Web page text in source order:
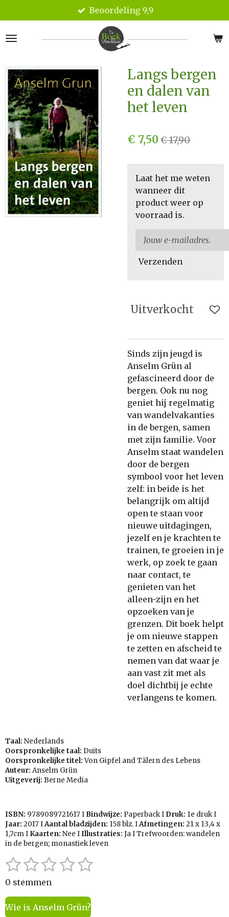
direct
naar
Beoordeling 9,9
Langs bergen
en dalen van
het leven
€ 7,50€ 17,90
Laat het me weten
wanneer dit
product weer op
voorraad is.
Verzenden
Uitverkocht
Sinds zijn jeugd is
Anselm Grün al
gefascineerd door de
bergen. Ook nu nog
geniet hij regelmatig
van wandelvakanties
in de bergen, samen
met zijn familie. Voor
Anselm staat wandelen
door de bergen
symbool voor het leven
zelf: in beide is het
belangrijk om altijd
open te staan voor
nieuwe uitdagingen,
jezelf en je krachten te
trainen, te groeien in je
werk, op zoek te gaan
naar contact, te
genieten van het
alleen-zijn en het
opzoeken van je
grenzen. Dit boek helpt
je om nieuwe stappen
te zetten en afscheid te
nemen van dat waar je
aan vast zit met als
doel dichtbij je echte
verlangens te komen.
Taal: Nederlands
Oorspronkelijke taal: Duits
Oorspronkelijke titel:Von Gipfel and Tälern des Lebens
Auteur: Anselm Grün
Uitgeverij: Berne Media
ISBN: 9789089721617 I Bindwijze: Paperback I Druk: 1e druk I
Jaar: 2017 IAantal bladzijden: 158 blz. IAfmetingen: 21 x 13,4 x
1,7cm I Kaarten: Nee IIllustraties: Ja I Trefwoorden: wandelen
in de bergen; monastiek leven
R
a
t
i
n
1
s
t
2
s
t
3
s
t
4
t
5
t
S
0 stemmen
Wie is Anselm Grün?